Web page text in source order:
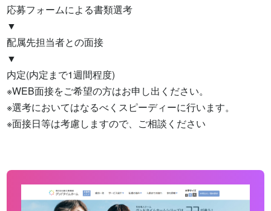
応募フォームによる書類選考
▼
配属先担当者との面接
▼
内定(内定まで1週間程度)
※WEB面接をご希望の方はお申し出ください。
※選考においてはなるべくスピーディーに行います。
※面接日等は考慮しますので、ご相談ください